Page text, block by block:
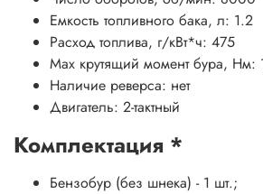
Емкость топливного бака, л: 1.2
Расход топлива, г/кВт*ч: 475
Max крутящий момент бура, Нм:
Наличие реверса: нет
Двигатель: 2-тактный
Комплектация *
Бензобур (без шнека) - 1 шт.;